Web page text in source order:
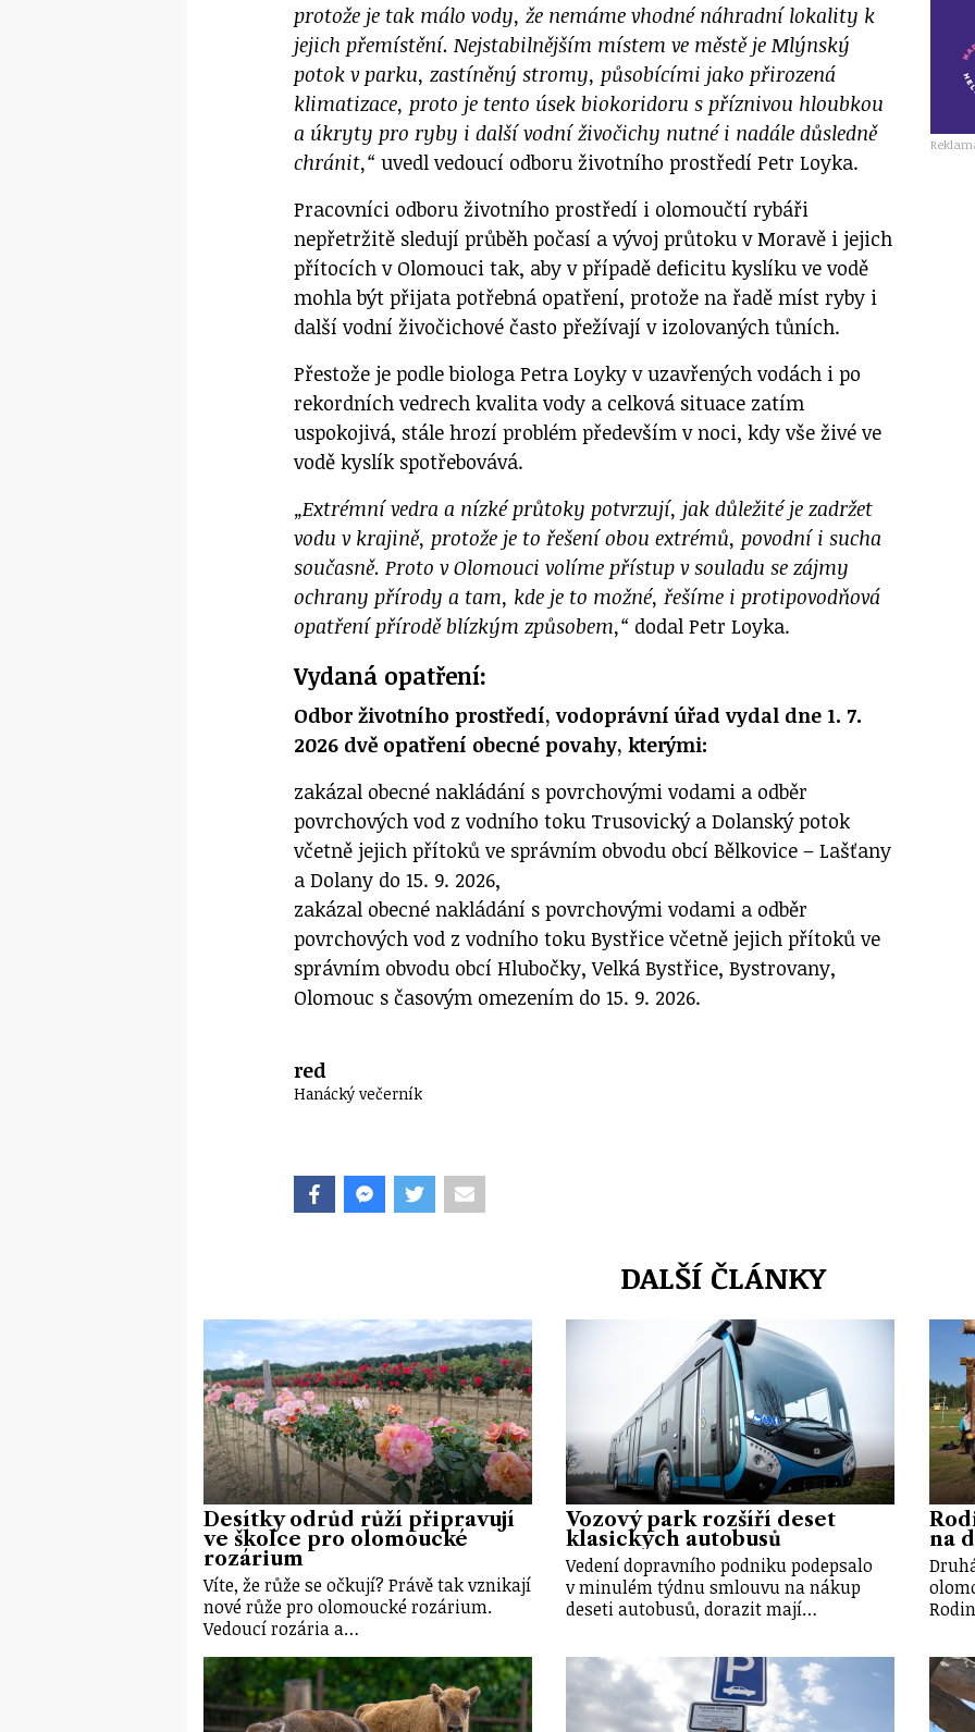
protože je tak málo vody, že nemáme vhodné náhradní lokality k
jejich přemístění. Nejstabilnějším místem ve městě je Mlýnský
potok v parku, zastíněný stromy, působícími jako přirozená
klimatizace, proto je tento úsek biokoridoru s příznivou hloubkou
a úkryty pro ryby i další vodní živočichy nutné i nadále důsledně
chránit,“ uvedl vedoucí odboru životního prostředí Petr Loyka.
Pracovníci odboru životního prostředí i olomoučtí rybáři
nepřetržitě sledují průběh počasí a vývoj průtoku v Moravě i jejich
přítocích v Olomouci tak, aby v případě deficitu kyslíku ve vodě
mohla být přijata potřebná opatření, protože na řadě míst ryby i
další vodní živočichové často přežívají v izolovaných tůních.
Přestože je podle biologa Petra Loyky v uzavřených vodách i po
rekordních vedrech kvalita vody a celková situace zatím
uspokojivá, stále hrozí problém především v noci, kdy vše živé ve
vodě kyslík spotřebovává.
„Extrémní vedra a nízké průtoky potvrzují, jak důležité je zadržet
vodu v krajině, protože je to řešení obou extrémů, povodní i sucha
současně. Proto v Olomouci volíme přístup v souladu se zájmy
ochrany přírody a tam, kde je to možné, řešíme i protipovodňová
opatření přírodě blízkým způsobem,“ dodal Petr Loyka.
Vydaná opatření:
Odbor životního prostředí, vodoprávní úřad vydal dne 1. 7.
2026 dvě opatření obecné povahy, kterými:
zakázal obecné nakládání s povrchovými vodami a odběr
povrchových vod z vodního toku Trusovický a Dolanský potok
včetně jejich přítoků ve správním obvodu obcí Bělkovice – Lašťany
a Dolany do 15. 9. 2026,
zakázal obecné nakládání s povrchovými vodami a odběr
povrchových vod z vodního toku Bystřice včetně jejich přítoků ve
správním obvodu obcí Hlubočky, Velká Bystřice, Bystrovany,
Olomouc s časovým omezením do 15. 9. 2026.
red
Hanácký večerník
DALŠÍ ČLÁNKY
Desítky odrůd růží připravují
ve školce pro olomoucké
rozárium
Víte, že růže se očkují? Právě tak vznikají
nové růže pro olomoucké rozárium.
Vedoucí rozária a…
Vozový park rozšíří deset
klasických autobusů
Vedení dopravního podniku podepsalo
v minulém týdnu smlouvu na nákup
deseti autobusů, dorazit mají…
na